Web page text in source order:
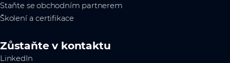
Staňte se obchodním partnerem
Školení a certifikace
Zůstaňte v kontaktu
LinkedIn